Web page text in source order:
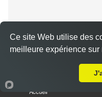
Pizza napolitaine
Accueil
Ce site Web utilise des
meilleure expérience sur